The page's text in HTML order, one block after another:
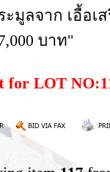
มูลจาก เอื้อเ
บาท"
for LOT